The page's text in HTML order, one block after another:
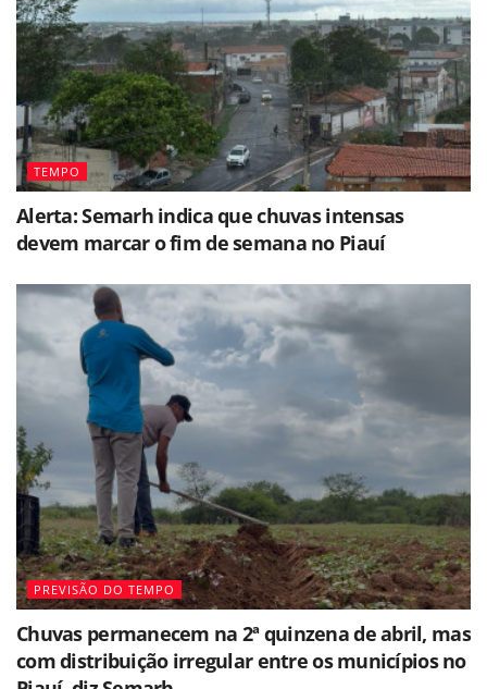
TEMPO
Alerta: Semarh indica que chuvas intensas
devem marcar o fim de semana no Piauí
PREVISÃO DO TEMPO
Chuvas permanecem na 2ª quinzena de abril, mas
com distribuição irregular entre os municípios no